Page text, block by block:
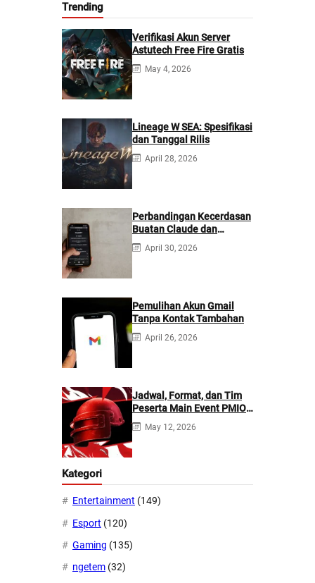
Trending
Verifikasi Akun Server
Astutech Free Fire Gratis
May 4, 2026
Lineage W SEA: Spesifikasi
dan Tanggal Rilis
April 28, 2026
Perbandingan Kecerdasan
Buatan Claude dan
ChatGPT: Mana yang
Lebih Baik?
April 30, 2026
Pemulihan Akun Gmail
Tanpa Kontak Tambahan
April 26, 2026
Jadwal, Format, dan Tim
Peserta Main Event PMIO
2026
May 12, 2026
Kategori
Entertainment (149)
Esport (120)
Gaming (135)
ngetem (32)